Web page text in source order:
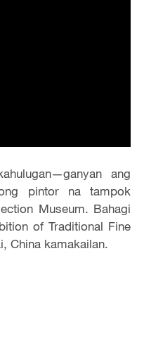
ang
pintor na tampok
Museum. Bahagi
of Traditional Fine
China kamakailan.